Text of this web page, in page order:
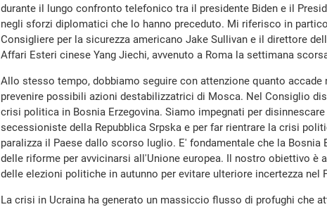
durante il lungo confronto telefonico tra il presidente Biden e il
negli sforzi diplomatici che lo hanno preceduto. Mi riferisco in
Consigliere per la sicurezza americano Jake Sullivan e il direttore
Affari Esteri cinese Yang Jiechi, avvenuto a Roma la settimana
Allo stesso tempo, dobbiamo seguire con attenzione quanto accade
prevenire possibili azioni destabilizzatrici di Mosca. Nel Consiglio
crisi politica in Bosnia Erzegovina. Siamo impegnati per
secessioniste della Repubblica Srpska e per far rientrare la crisi
paralizza il Paese dallo scorso luglio. E' fondamentale che la Bosnia
delle riforme per avvicinarsi all'Unione europea. Il nostro obiettivo è
delle elezioni politiche in autunno per evitare ulteriore incertezza nel
La crisi in Ucraina ha generato un massiccio flusso di profughi che